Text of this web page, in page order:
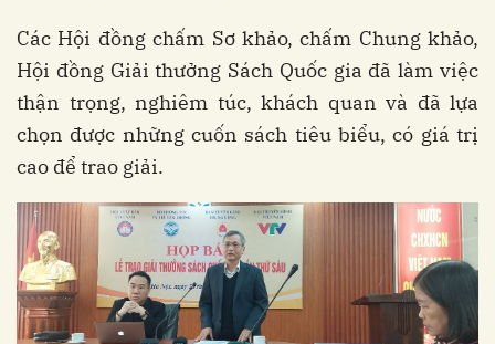
Các Hội đồng chấm Sơ khảo, chấm Chung khảo,
Hội đồng Giải thưởng Sách Quốc gia đã làm việc
thận trọng, nghiêm túc, khách quan và đã lựa
chọn được những cuốn sách tiêu biểu, có giá trị
cao để trao giải.